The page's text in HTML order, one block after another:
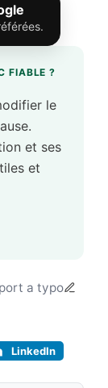
FIABLE ?
le
et ses
et
a typo
LinkedIn